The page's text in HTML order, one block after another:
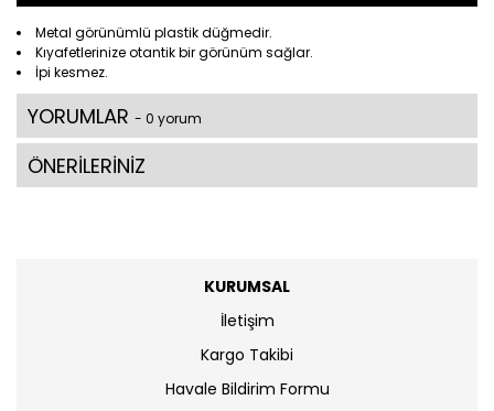
Metal görünümlü plastik düğmedir.
Kıyafetlerinize otantik bir görünüm sağlar.
İpi kesmez.
YORUMLAR - 0 yorum
ÖNERİLERİNİZ
KURUMSAL
İletişim
Kargo Takibi
Havale Bildirim Formu